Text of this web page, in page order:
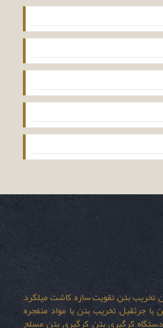
تخریب بتن, تقویت سازه, کاشت میلگرد,
جرثقیل, تخریب بتن با مواد منفجره,
کرگیری بتن, کرگیری بتن مسلح,